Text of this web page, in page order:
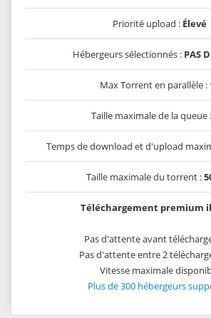
Priorité upload : Élevé
Hébergeurs sélectionnés : PAS
Max Torrent en parallèle :
Taille maximale de la queue :
Temps de download et d'upload
Taille maximale du torrent :
Téléchargement premium
Pas d'attente avant
Pas d'attente entre 2
Vitesse maximale
Plus de 300 hébergeurs